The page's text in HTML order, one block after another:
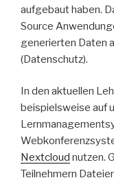
aufgebaut haben.
Source
generierten Daten
(Datenschutz).
In den aktuellen
beispielsweise auf
Nextcloud nutzen.
Teilnehmern